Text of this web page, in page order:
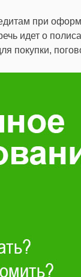
при
идет о
покупки,